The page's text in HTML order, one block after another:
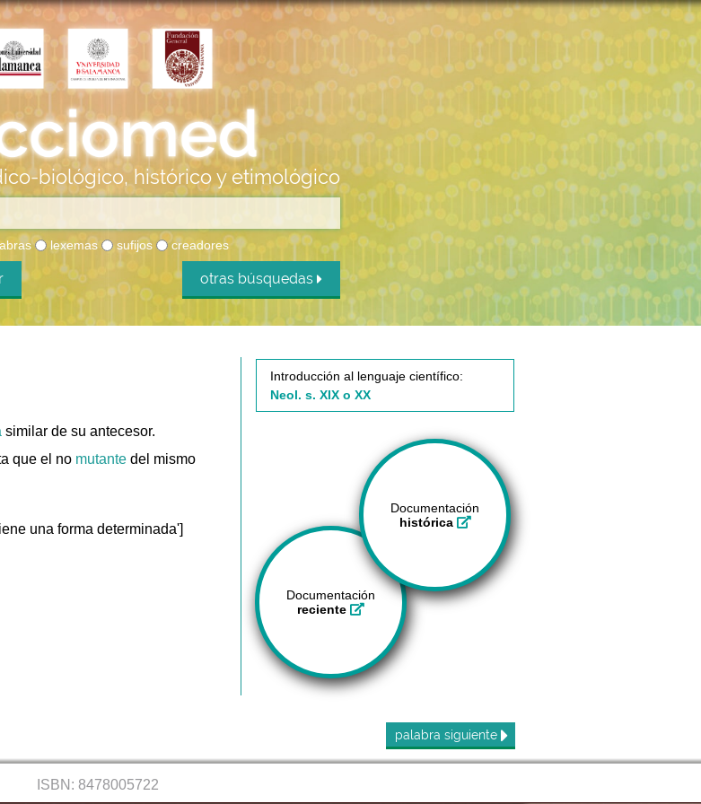
biológico, histórico y etimológico
lexemas sufijos creadores
otras búsquedas
similar de su antecesor.
que el no mutante del mismo
una forma determinada']
Introducción al lenguaje científico:
Neol. s. XIX o XX
Documentación
histórica
Documentación
reciente
palabra siguiente
ISBN: 8478005722